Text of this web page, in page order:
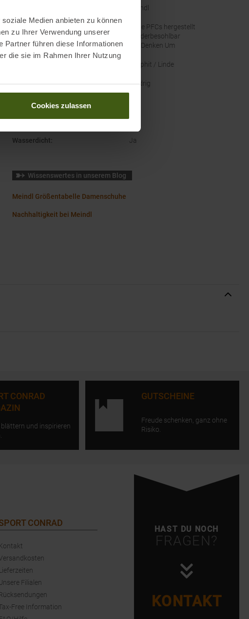
Medien anbieten zu können
zu Ihrer Verwendung unserer
Partner führen diese Informationen
die sie im Rahmen Ihrer Nutzung
Cookies zulassen
Meindl
Ohne PFCs hergestellt
Wiederbesohlbar
Wir Denken Um
Graphit / Linde
Schafthöhe: Niedrig
Schuhgrößen
Schuhkategorisierung:
Wasserdicht: Ja
Wissenswertes in unserem Blog
Meindl Größentabelle Damenschuhe
Nachhaltigkeit bei Meindl
CONRAD
blättern und inspirieren
GUTSCHEINE
Freude schenken, ganz ohne
Risiko.
HAST DU NOCH
FRAGEN?
KONTAKT
CONRAD
Filialen
Free Information